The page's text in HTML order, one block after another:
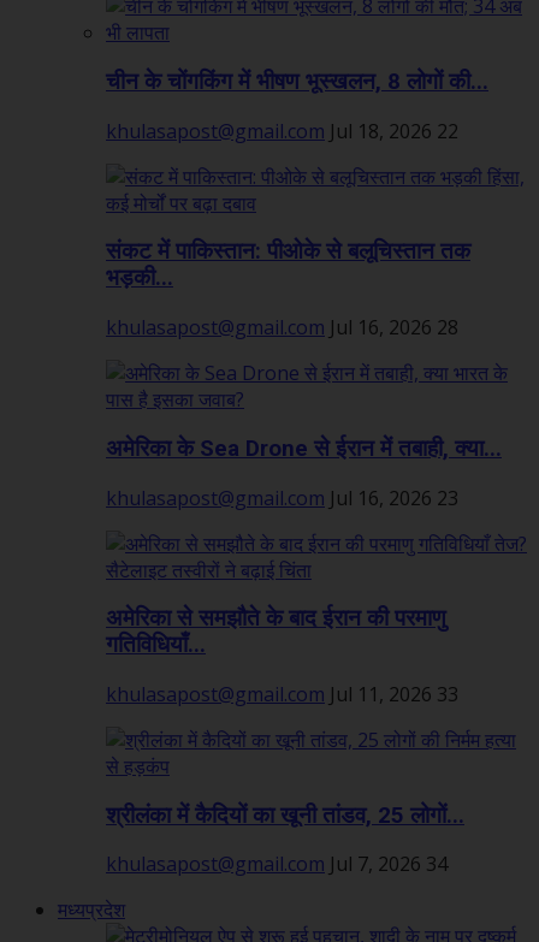
चीन के चोंगकिंग में भीषण भूस्खलन, 8 लोगों की...
khulasapost@gmail.com Jul 18, 2026 22
संकट में पाकिस्तान: पीओके से बलूचिस्तान तक
भड़की...
khulasapost@gmail.com Jul 16, 2026 28
अमेरिका के Sea Drone से ईरान में तबाही, क्या...
khulasapost@gmail.com Jul 16, 2026 23
अमेरिका से समझौते के बाद ईरान की परमाणु
गतिविधियाँ...
khulasapost@gmail.com Jul 11, 2026 33
श्रीलंका में कैदियों का खूनी तांडव, 25 लोगों...
khulasapost@gmail.com Jul 7, 2026 34
मध्यप्रदेश